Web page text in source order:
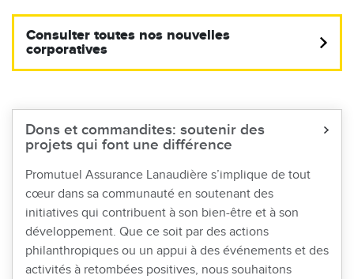
Consulter toutes nos nouvelles
corporatives
Dons et commandites: soutenir des
projets qui font une différence
Promutuel Assurance Lanaudière s’implique de tout
cœur dans sa communauté en soutenant des
initiatives qui contribuent à son bien-être et à son
développement. Que ce soit par des actions
philanthropiques ou un appui à des événements et des
activités à retombées positives, nous souhaitons